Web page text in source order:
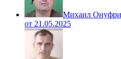
Михаил
от 21.05.2025